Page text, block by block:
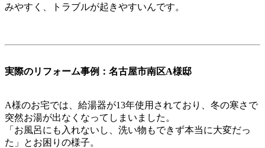
みやすく、トラブルが起きやすいんです。
実際のリフォーム事例：名古屋市南区A様邸
A様のお宅では、給湯器が13年使用されており、冬の寒さで
突然お湯が出なくなってしまいました。
「お風呂にも入れないし、洗い物もできず本当に大変だっ
た」とお困りの様子。